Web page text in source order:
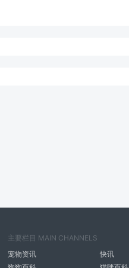
主要栏目 MAIN CHANNELS
宠物资讯
快讯